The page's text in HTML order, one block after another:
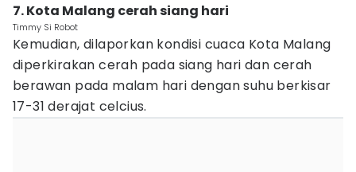
7. Kota Malang cerah siang hari
Timmy Si Robot
Kemudian, dilaporkan kondisi cuaca Kota Malang
diperkirakan cerah pada siang hari dan cerah
berawan pada malam hari dengan suhu berkisar
17-31 derajat celcius.